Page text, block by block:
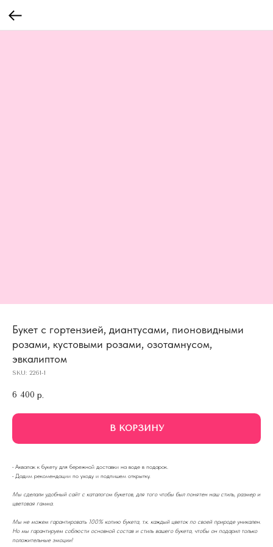
Букет с гортензией, диантусами, пионовидными
розами, кустовыми розами, озотамнусом,
эвкалиптом
SKU: 2261-1
6 400 р.
В КОРЗИНУ
· Аквапак к букету для бережной доставки на воде в подарок.
· Дадим рекомендации по уходу и подпишем открытку.
Мы сделали удобный сайт с каталогом букетов, для того чтобы был понятен наш стиль, размер и
цветовая гамма.
Мы не можем гарантировать 100% копию букета, т.к. каждый цветок по своей природе уникален.
Но мы гарантируем соблюсти основной состав и стиль вашего букета, чтобы он подарил только
положительные эмоции!